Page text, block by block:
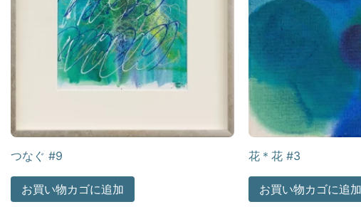
つなぐ #9
お買い物カゴに追加
花＊花 #3
お買い物カゴに追加